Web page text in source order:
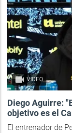
VIDEO
Diego Aguirre:
objetivo es el
El entrenador de